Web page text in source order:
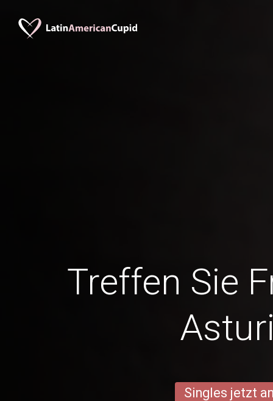
Treffen Sie
Singles jetzt